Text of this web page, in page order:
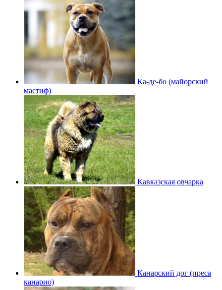
Ка-де-бо (майорский
мастиф)
Кавказская овчарка
Канарский дог (преса
канарио)